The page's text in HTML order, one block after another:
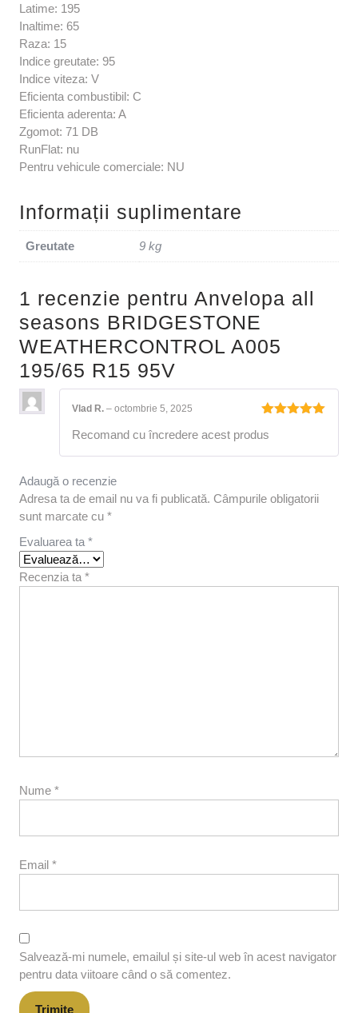
Latime: 195
Inaltime: 65
Raza: 15
Indice greutate: 95
Indice viteza: V
Eficienta combustibil: C
Eficienta aderenta: A
Zgomot: 71 DB
RunFlat: nu
Pentru vehicule comerciale: NU
Informații suplimentare
Greutate 9 kg
1 recenzie pentru Anvelopa all
seasons BRIDGESTONE
WEATHERCONTROL A005
195/65 R15 95V
5din 5
Vlad R. – octombrie 5, 2025
Recomand cu încredere acest produs
Adaugă o recenzie
Adresa ta de email nu va fi publicată. Câmpurile obligatorii
sunt marcate cu *
Evaluarea ta *
Recenzia ta *
Nume *
Email *
Salvează-mi numele, emailul și site-ul web în acest navigator
pentru data viitoare când o să comentez.